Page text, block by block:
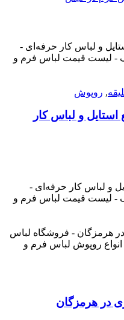
, روپوش
و لباس کار
و لباس کار حرفه‌ای -
- لیست قیمت لباس فرم و
در هرمزگان